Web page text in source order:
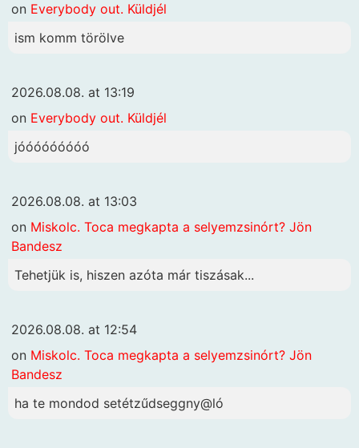
on Everybody out. Küldjél
ism komm törölve
2026.08.08. at 13:19
on Everybody out. Küldjél
jóóóóóóóóó
2026.08.08. at 13:03
on Miskolc. Toca megkapta a selyemzsinórt? Jön
Bandesz
Tehetjük is, hiszen azóta már tiszásak...
2026.08.08. at 12:54
on Miskolc. Toca megkapta a selyemzsinórt? Jön
Bandesz
ha te mondod setétzűdseggny@ló